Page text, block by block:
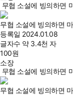
무협 소설에 빙의하면
무협 소설에 빙의하면
등록일 2024.01.08
글자수 약 3.4천 자
100원
소장
무협 소설에 빙의하면
무협 소설에 빙의하면